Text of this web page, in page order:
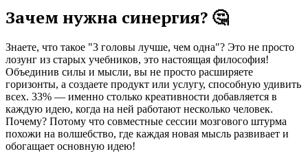
Зачем нужна синергия? 🤔
Знаете, что такое "3 головы лучше, чем одна"? Это не просто
лозунг из старых учебников, это настоящая философия!
Объединив силы и мысли, вы не просто расширяете
горизонты, а создаете продукт или услугу, способную удивить
всех. 33% — именно столько креативности добавляется в
каждую идею, когда на ней работают несколько человек.
Почему? Потому что совместные сессии мозгового штурма
похожи на волшебство, где каждая новая мысль развивает и
обогащает основную идею!